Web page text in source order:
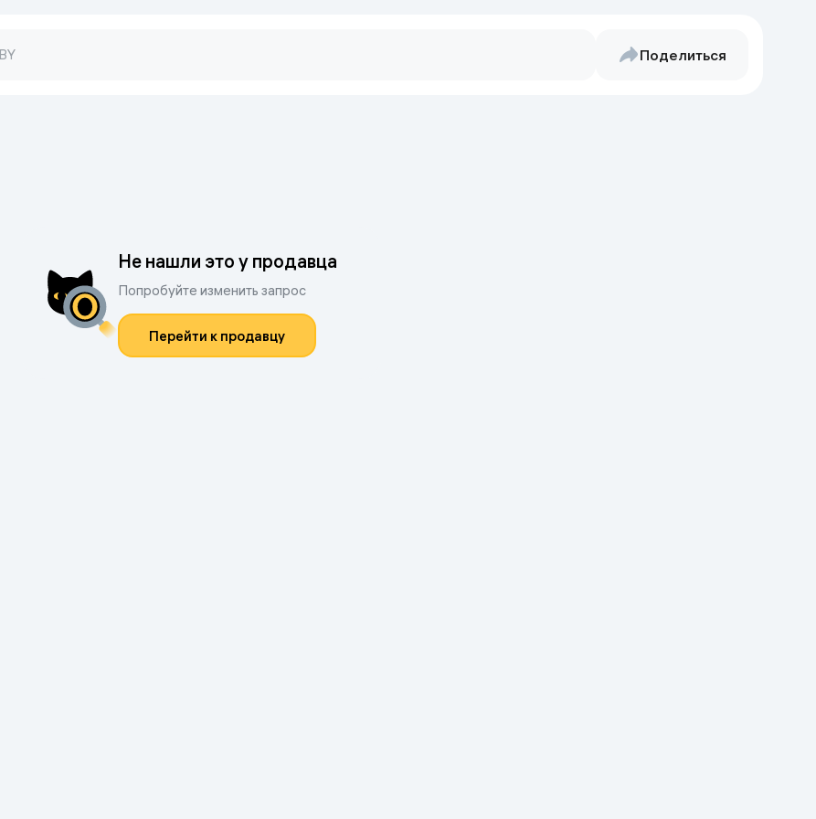
Поделиться
Не нашли это у продавца
Попробуйте изменить запрос
Перейти к продавцу